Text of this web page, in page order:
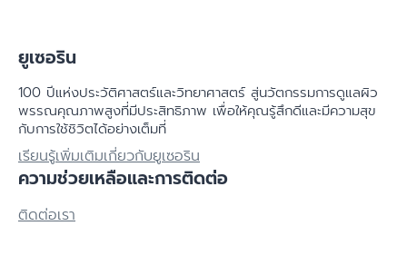
ยูเซอริน
100 ปีแห่งประวัติศาสตร์​และวิทยาศาสตร์ สู่นวัตกรรมการดูแลผิว
พรรณคุณภาพสูงที่มีประสิทธิภาพ เพื่อให้คุณรู้สึกดีและมีความสุข
กับการใช้ชิวิตได้อย่างเต็มที่
เรียนรู้เพิ่มเติมเกี่ยวกับยูเซอริน
ความช่วยเหลือและการติดต่อ
ติดต่อเรา